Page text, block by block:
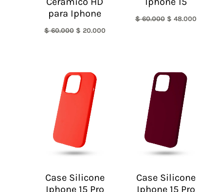
para Iphone
$60.000 $ 20.000
$60.000 $ 48.000
Case Silicone
Iphone 15 Pro
Case Silicone
Iphone 15 Pro